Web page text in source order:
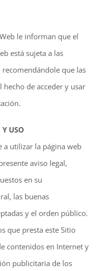
le informan que el
está sujeta a las
que las
de acceder y usar
USO
a utilizar la página web
aviso legal,
en su
las buenas
y el orden público.
que presta este Sitio
contenidos en Internet y
publicitaria de los